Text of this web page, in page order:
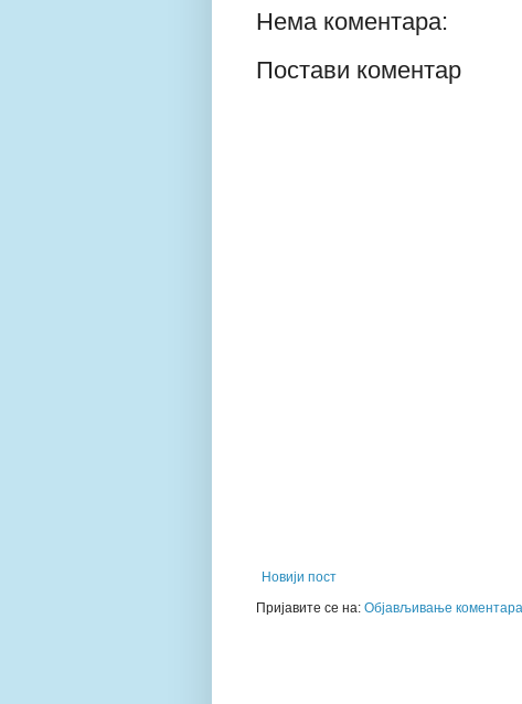
Нема коментара:
Постави коментар
Новији пост
Пријавите се на: Објављивање